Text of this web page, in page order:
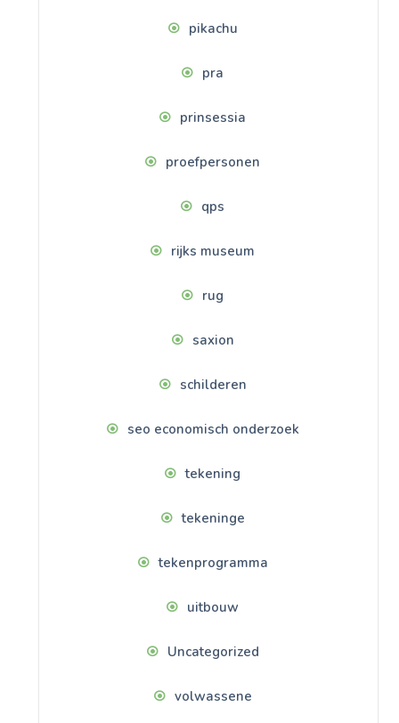
pikachu
pra
prinsessia
proefpersonen
qps
rijks museum
rug
saxion
schilderen
seo economisch onderzoek
tekening
tekeninge
tekenprogramma
uitbouw
Uncategorized
volwassene